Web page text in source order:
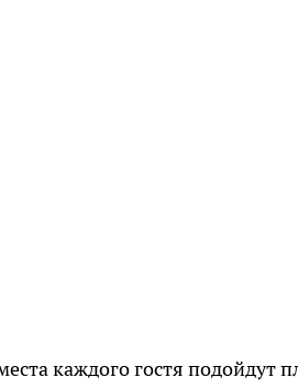
каждого гостя подойдут